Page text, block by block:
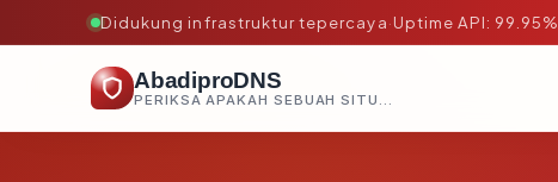
Didukung infrastruktur tepercaya·Uptime API: 99.95%
AbadiproDNS
PERIKSA APAKAH SEBUAH SITUS AMAN, TEPERCAYA, DAN TERVERIFIKASI DALAM HITUNGAN DETIK.